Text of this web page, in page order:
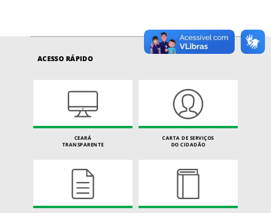
ACESSO RÁPIDO
CEARÁ
TRANSPARENTE
CARTA DE SERVIÇOS
DO CIDADÃO